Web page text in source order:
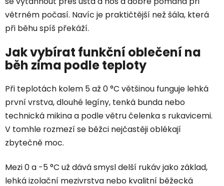
větrném počasí. Navíc je praktičtější než šála, která
při běhu spíš překáží.
Jak vybírat funkční oblečení na
běh zima podle teploty
Při teplotách kolem 5 až 0 °C většinou funguje lehká
první vrstva, dlouhé legíny, tenká bunda nebo
technická mikina a podle větru čelenka s rukavicemi.
V tomhle rozmezí se běžci nejčastěji oblékají
zbytečně moc.
Mezi 0 a -5 °C už dává smysl delší rukáv jako základ,
lehká izolační mezivrstva nebo kvalitní běžecká